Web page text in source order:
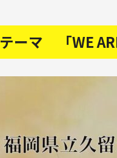
テーマ 「WE